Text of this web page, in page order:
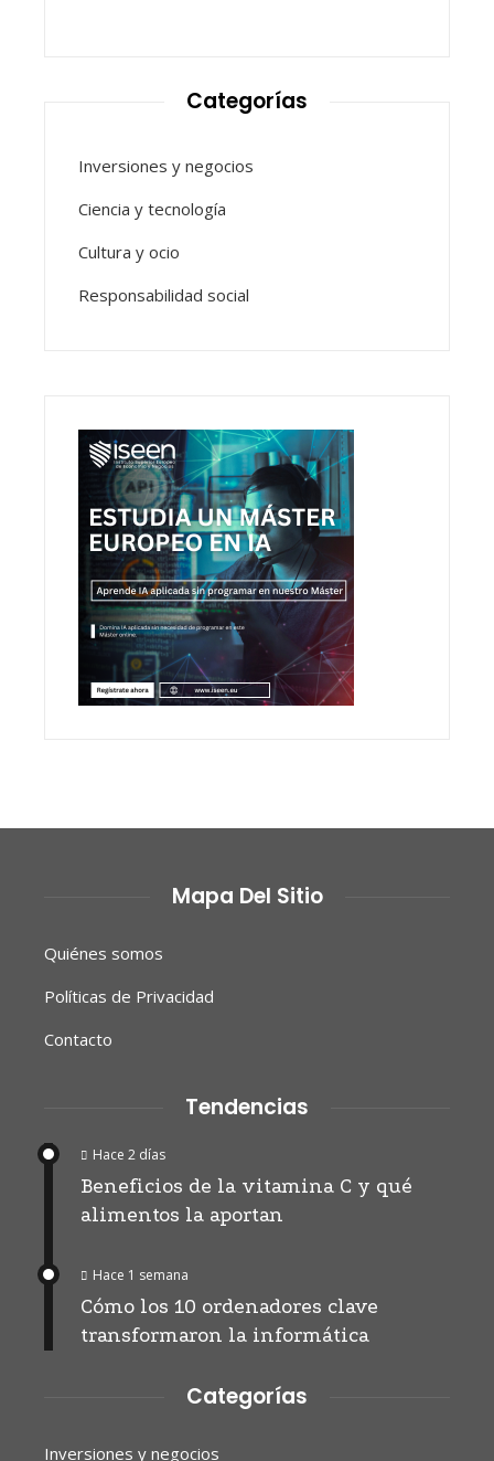
Categorías
Inversiones y negocios
Ciencia y tecnología
Cultura y ocio
Responsabilidad social
Mapa Del Sitio
Quiénes somos
Políticas de Privacidad
Contacto
Tendencias
Hace 2 días
Beneficios de la vitamina C y qué
alimentos la aportan
Hace 1 semana
Cómo los 10 ordenadores clave
transformaron la informática
Categorías
Inversiones y negocios